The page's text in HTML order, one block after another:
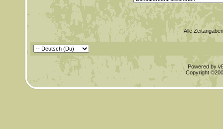
Alle
Powered by
Copyright